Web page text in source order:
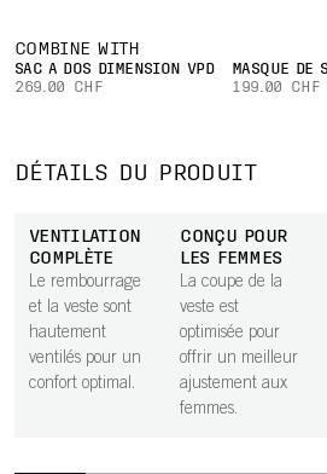
COMBINE WITH
SAC À DOS DIMENSION VPD
269.00 CHF
MASQUE DE
199.00 CHF
DÉTAILS DU PRODUIT
VENTILATION
COMPLÈTE
Le rembourrage
et la veste sont
hautement
ventilés pour un
confort optimal.
CONÇU POUR
LES FEMMES
La coupe de la
veste est
optimisée pour
offrir un meilleur
ajustement aux
femmes.